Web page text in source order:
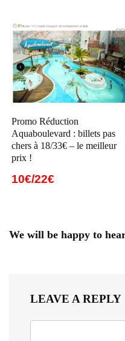
Promo Réduction
Aquaboulevard : billets pas
chers à 18/33€ – le meilleur
prix !
10€/22€
We will be happy to
LEAVE A REPLY